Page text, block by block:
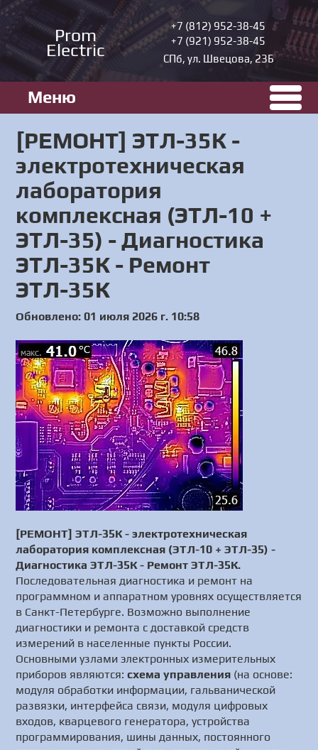
Prom
Electric
+7 (812) 952-38-45
+7 (921) 952-38-45
СПб, ул. Швецова, 23Б
Меню
[РЕМОНТ] ЭТЛ-35К -
электротехническая
лаборатория
комплексная (ЭТЛ-10 +
ЭТЛ-35) - Диагностика
ЭТЛ-35К - Ремонт
ЭТЛ-35К
Обновлено: 01 июля 2026 г. 10:58
[РЕМОНТ] ЭТЛ-35К - электротехническая
лаборатория комплексная (ЭТЛ-10 + ЭТЛ-35) -
Диагностика ЭТЛ-35К - Ремонт ЭТЛ-35К.
Последовательная диагностика и ремонт на
программном и аппаратном уровнях осуществляется
в Санкт-Петербурге. Возможно выполнение
диагностики и ремонта с доставкой средств
измерений в населенные пункты России.
Основными узлами электронных измерительных
приборов являются:схема управления (на основе:
модуля обработки информации, гальванической
развязки, интерфейса связи, модуля цифровых
входов, кварцевого генератора, устройства
программирования, шины данных, постоянного